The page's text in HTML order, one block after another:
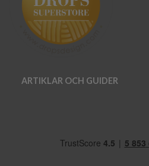
ARTIKLAR OCH GUIDER